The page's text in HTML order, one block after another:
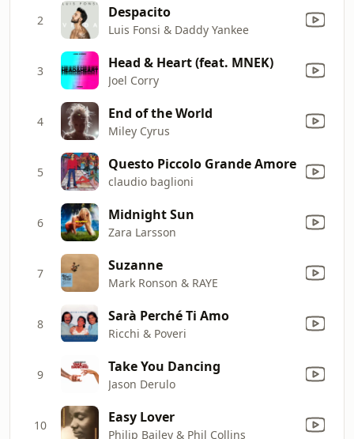
2 Despacito
Luis Fonsi & Daddy Yankee
3 Head & Heart (feat. MNEK)
Joel Corry
4 End of the World
Miley Cyrus
5 Questo Piccolo Grande Amore
claudio baglioni
6 Midnight Sun
Zara Larsson
7 Suzanne
Mark Ronson & RAYE
8 Sarà Perché Ti Amo
Ricchi & Poveri
9 Take You Dancing
Jason Derulo
10 Easy Lover
Philip Bailey & Phil Collins